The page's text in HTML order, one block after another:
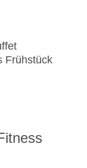
Gebühr
der Stockwerke:
der Zimmer: 120
Outdoor
3 Sterne
Frühstück